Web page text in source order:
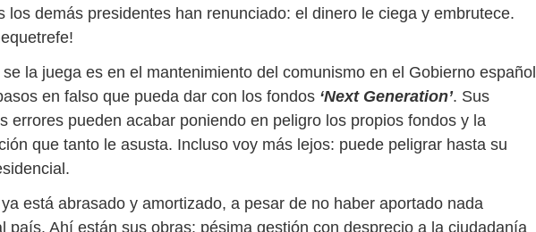
los demás presidentes han renunciado: el dinero le ciega y embrutece.
la juega es en el mantenimiento del comunismo en el Gobierno español
en falso que pueda dar con los fondos ‘Next Generation’. Sus
errores pueden acabar poniendo en peligro los propios fondos y la
que tanto le asusta. Incluso voy más lejos: puede peligrar hasta su
está abrasado y amortizado, a pesar de no haber aportado nada
país. Ahí están sus obras: pésima gestión con desprecio a la ciudadanía